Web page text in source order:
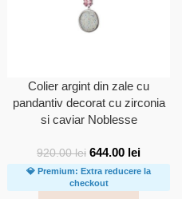
Colier argint din zale cu
pandantiv decorat cu zirconia
si caviar Noblesse
920.00lei 644.00 lei
💎 Premium: Extra reducere la
checkout